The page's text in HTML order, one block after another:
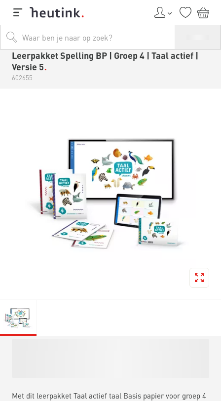
Leerpakket Spelling BP | Groep 4 | Taal actief |
Versie 5
602655
Met dit leerpakket Taal actief taal Basis papier voor groep 4